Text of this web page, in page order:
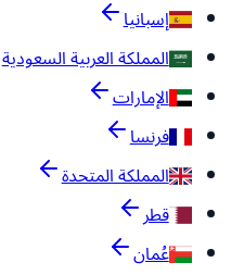
إسبانيا
المملكة العربية السعودية
الإمارات
فرنسا
المملكة المتحدة
قطر
عُمان